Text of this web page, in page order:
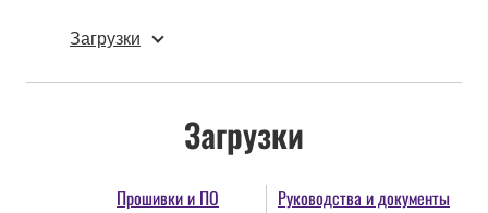
Загрузки
Загрузки
Прошивки и ПО Руководства и документы